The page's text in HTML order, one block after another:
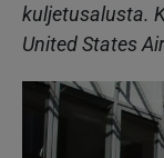
kuljetusalusta.
United States
Kuva